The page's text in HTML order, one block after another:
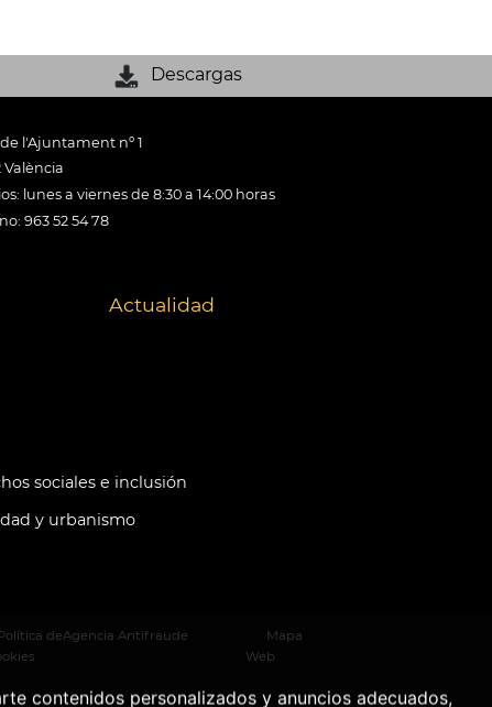
contenidos personalizados y anuncios adecuados,
Descargas
l'Ajuntament nº 1
València
lunes a viernes de 8:30 a 14:00 horas
963 52 54 78
Actualidad
sociales e inclusión
y urbanismo
deAgencia Antifraude
Mapa
Web